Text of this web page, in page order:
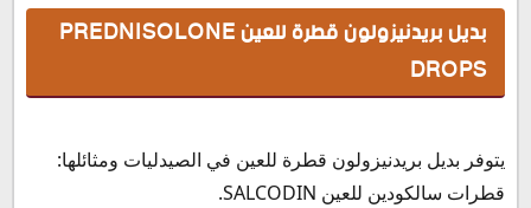
بديل بريدنيزولون قطرة للعين PREDNISOLONE
DROPS
يتوفر بديل بريدنيزولون قطرة للعين في الصيدليات ومثائلها:
قطرات سالكودين للعين SALCODIN.